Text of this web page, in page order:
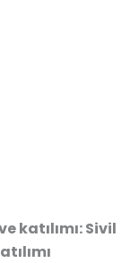
katılımı: Sivil